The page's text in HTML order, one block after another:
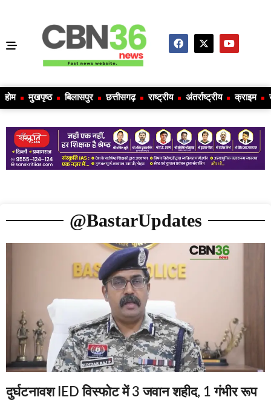
होम मुखपृष्ठ बिलासपुर छत्तीसगढ़ राष्ट्रीय अंतर्राष्ट्रीय क्राइम
@BastarUpdates
दुर्घटनावश IED विस्फोट में 3 जवान शहीद, 1 गंभीर रूप